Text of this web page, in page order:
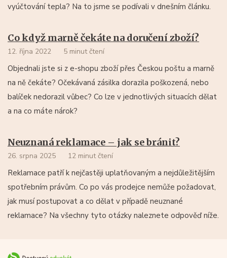
vyúčtování tepla? Na to jsme se podívali v dnešním článku.
Co když marně čekáte na doručení zboží?
12. října 2022 5 minut čtení
Objednali jste si z e-shopu zboží přes Českou poštu a marně
na ně čekáte? Očekávaná zásilka dorazila poškozená, nebo
balíček nedorazil vůbec? Co lze v jednotlivých situacích dělat
a na co máte nárok?
Neuznaná reklamace – jak se bránit?
26. srpna 2025 12 minut čtení
Reklamace patří k nejčastěji uplatňovaným a nejdůležitějším
spotřebním právům. Co po vás prodejce nemůže požadovat,
jak musí postupovat a co dělat v případě neuznané
reklamace? Na všechny tyto otázky naleznete odpověď níže.